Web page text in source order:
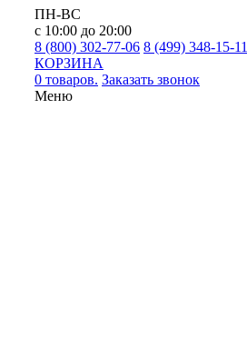
ПН-ВС
с 10:00 до 20:00
8 (800) 302-77-06 8 (499) 348-15-11
КОРЗИНА
0 товаров. Заказать звонок
Меню